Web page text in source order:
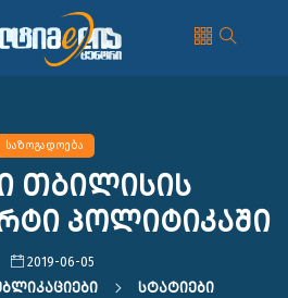
საზოგადოება
თბილისის
პოლიტიკაში
2019-06-05
Სტატიები